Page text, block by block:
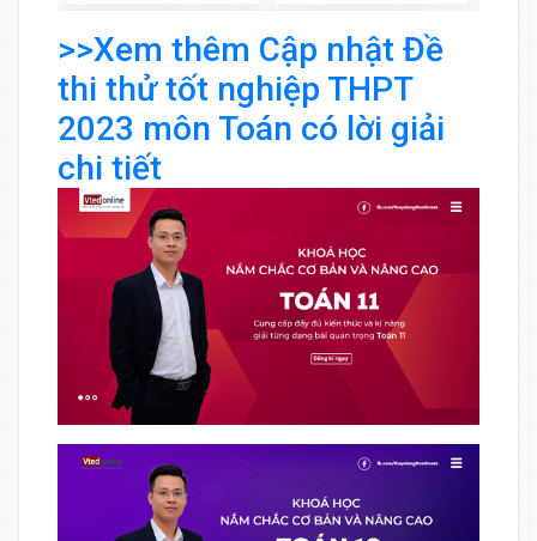
>>Xem thêm Cập nhật Đề
thi thử tốt nghiệp THPT
2023 môn Toán có lời giải
chi tiết